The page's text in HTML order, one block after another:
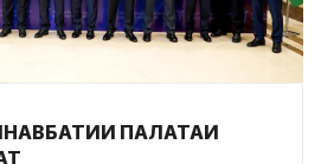
ПАЛАТАИ